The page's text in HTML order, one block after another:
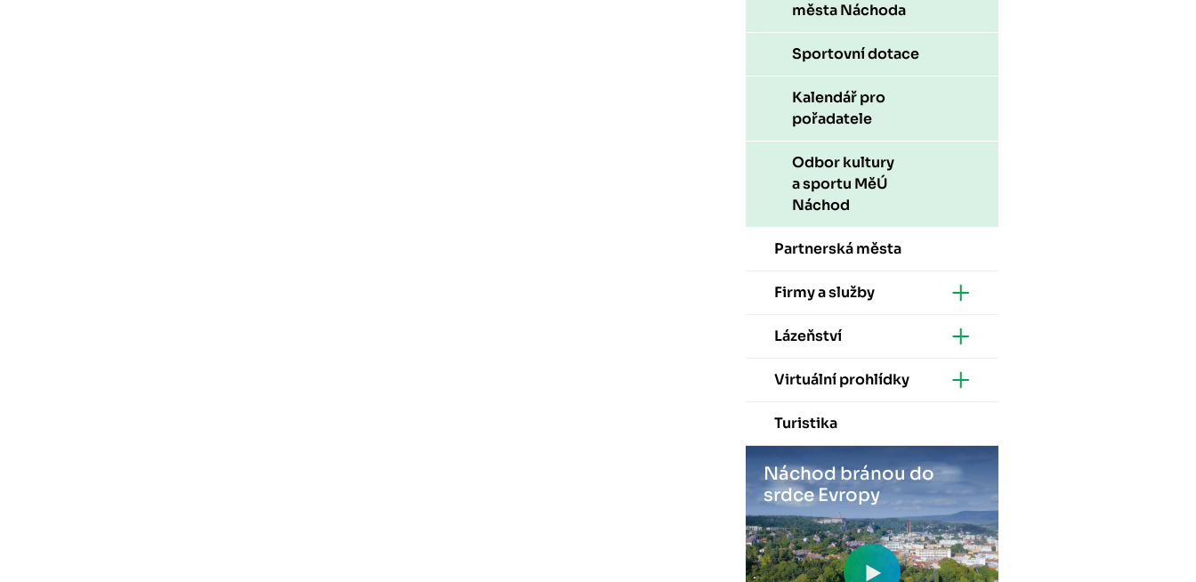
města Náchoda
Sportovní dotace
Kalendář pro
pořadatele
Odbor kultury
a sportu MěÚ
Náchod
Partnerská města
Firmy a služby
Lázeňství
Virtuální prohlídky
Turistika
Náchod bránou do
srdce Evropy